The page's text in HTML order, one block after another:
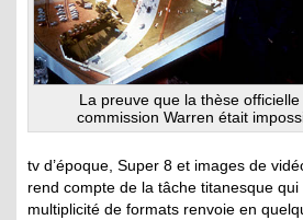
La preuve que la thèse
commission Warren était
tv d’époque, Super 8 et images de
rend compte de la tâche titanesque
multiplicité de formats renvoie en